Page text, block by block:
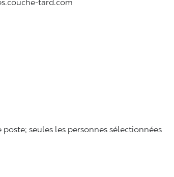
tard.com
seules les personnes sélectionnées